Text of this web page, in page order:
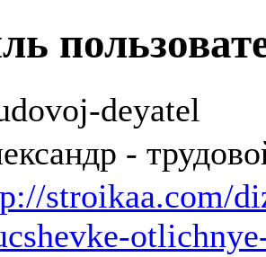
deyatel
-
stroikaa.com/